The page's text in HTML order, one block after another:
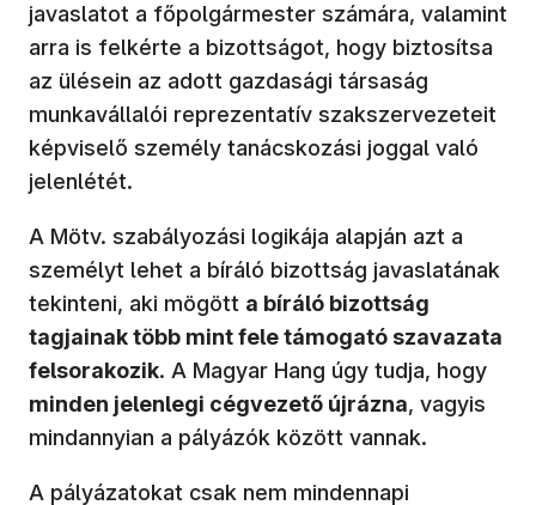
javaslatot a főpolgármester számára, valamint
arra is felkérte a bizottságot, hogy biztosítsa
az ülésein az adott gazdasági társaság
munkavállalói reprezentatív szakszervezeteit
képviselő személy tanácskozási joggal való
jelenlétét.
A Mötv. szabályozási logikája alapján azt a
személyt lehet a bíráló bizottság javaslatának
tekinteni, aki mögött a bíráló bizottság
tagjainak több mint fele támogató szavazata
felsorakozik. A Magyar Hang úgy tudja, hogy
minden jelenlegi cégvezető újrázna, vagyis
mindannyian a pályázók között vannak.
A pályázatokat csak nem mindennapi